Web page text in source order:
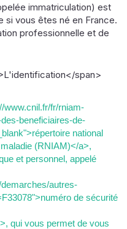
immatriculation) est
si vous êtes né en France.
professionnelle et de
span>
www.cnil.fr/fr/rniam-
beneficiaires-de-
national
(RNIAM)</a>,
et personnel, appelé
autres-
de sécurité
qui vous permet de vous